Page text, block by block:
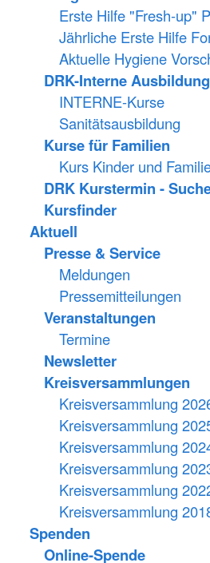
Erste Hilfe "Fresh-up"
Jährliche Erste Hilfe
Aktuelle Hygiene
DRK-Interne
INTERNE-Kurse
Sanitätsausbildung
Kurse für Familien
Kurs Kinder und
DRK Kurstermin -
Kursfinder
Aktuell
Presse & Service
Meldungen
Pressemitteilungen
Veranstaltungen
Termine
Newsletter
Kreisversammlungen
Kreisversammlung
Kreisversammlung
Kreisversammlung
Kreisversammlung
Kreisversammlung
Kreisversammlung
Spenden
Online-Spende